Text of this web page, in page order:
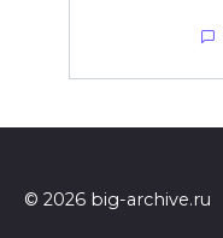
© 2026 big-archive.ru